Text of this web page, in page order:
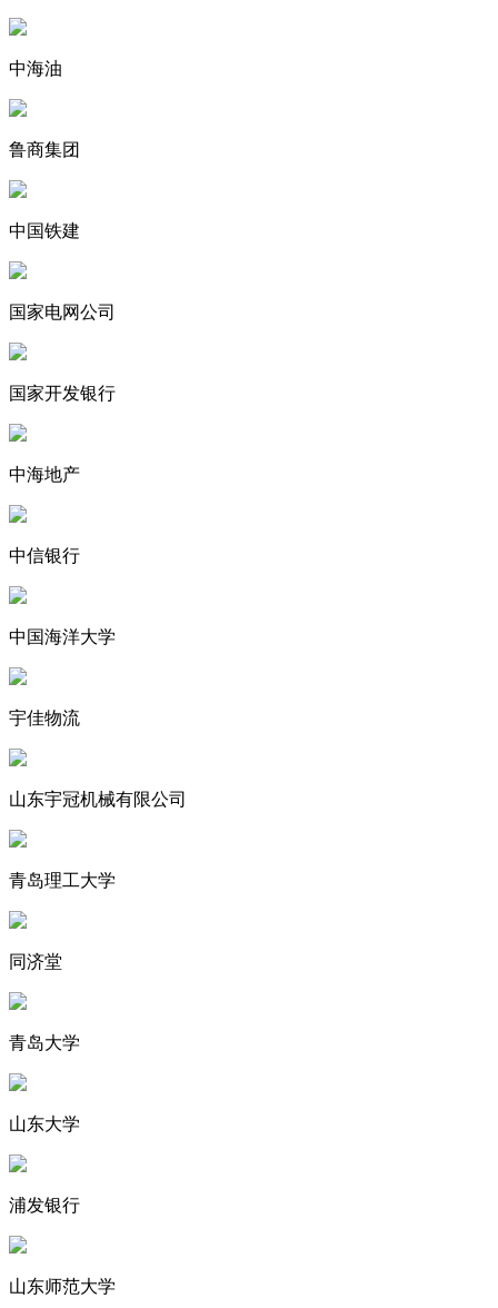
中海油
鲁商集团
中国铁建
国家电网公司
国家开发银行
中海地产
中信银行
中国海洋大学
宇佳物流
山东宇冠机械有限公司
青岛理工大学
同济堂
青岛大学
山东大学
浦发银行
山东师范大学